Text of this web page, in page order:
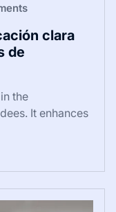
clara
de
the
It enhances